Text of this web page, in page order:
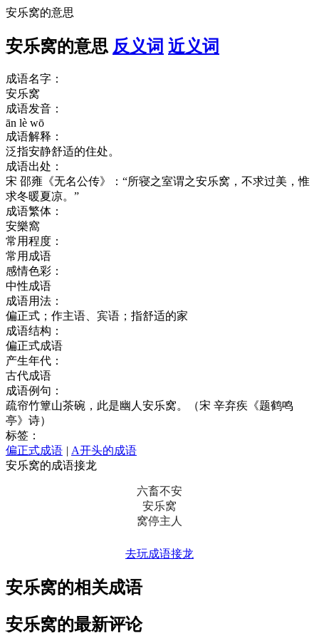
安乐窝的意思
安乐窝的意思 反义词 近义词
成语名字：
安乐窝
成语发音：
ān lè wō
成语解释：
泛指安静舒适的住处。
成语出处：
宋 邵雍《无名公传》：“所寝之室谓之安乐窝，不求过美，惟
求冬暖夏凉。”
成语繁体：
安樂窩
常用程度：
常用成语
感情色彩：
中性成语
成语用法：
偏正式；作主语、宾语；指舒适的家
成语结构：
偏正式成语
产生年代：
古代成语
成语例句：
疏帘竹簟山茶碗，此是幽人安乐窝。（宋 辛弃疾《题鹤鸣
亭》诗）
标签：
偏正式成语 | A开头的成语
安乐窝的成语接龙
六畜不安
安乐窝
窝停主人
去玩成语接龙
安乐窝的相关成语
安乐窝的最新评论